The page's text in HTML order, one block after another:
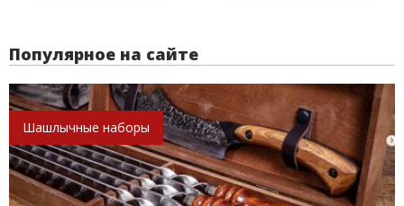
Популярное на сайте
Шашлычные наборы